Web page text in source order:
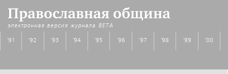
Православная община
электронная версия журнала BETA
'91 '92 '93 '94 '95 '96 '97 '98 '99 '00